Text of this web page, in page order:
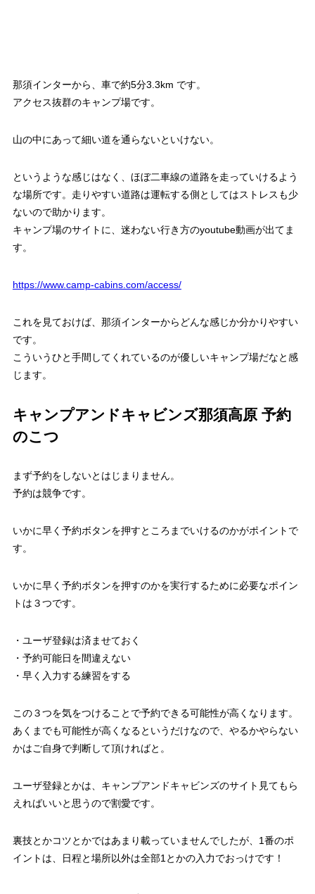
那須インターから、車で約5分3.3km です。
アクセス抜群のキャンプ場です。
山の中にあって細い道を通らないといけない。
というような感じはなく、ほぼ二車線の道路を走っていけるよう
な場所です。走りやすい道路は運転する側としてはストレスも少
ないので助かります。
キャンプ場のサイトに、迷わない行き方のyoutube動画が出てま
す。
https://www.camp-cabins.com/access/
これを見ておけば、那須インターからどんな感じか分かりやすい
です。
こういうひと手間してくれているのが優しいキャンプ場だなと感
じます。
キャンプアンドキャビンズ那須高原 予約
のこつ
まず予約をしないとはじまりません。
予約は競争です。
いかに早く予約ボタンを押すところまでいけるのかがポイントで
す。
いかに早く予約ボタンを押すのかを実行するために必要なポイン
トは３つです。
・ユーザ登録は済ませておく
・予約可能日を間違えない
・早く入力する練習をする
この３つを気をつけることで予約できる可能性が高くなります。
あくまでも可能性が高くなるというだけなので、やるかやらない
かはご自身で判断して頂ければと。
ユーザ登録とかは、キャンプアンドキャビンズのサイト見てもら
えればいいと思うので割愛です。
裏技とかコツとかではあまり載っていませんでしたが、1番のポ
イントは、日程と場所以外は全部1とかの入力でおっけです！